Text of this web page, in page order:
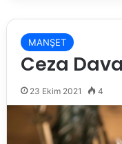
MANŞET
Ceza
23 Ekim 2021 4